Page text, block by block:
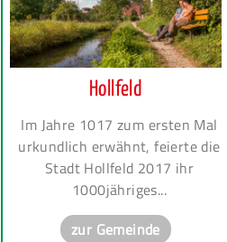
Hollfeld
Im Jahre 1017 zum ersten Mal
urkundlich erwähnt, feierte die
Stadt Hollfeld 2017 ihr
1000jähriges...
zur Gemeinde